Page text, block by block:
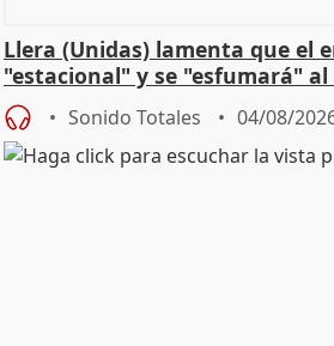
Llera (Unidas) lamenta que el
"estacional" y se "esfumará"
Sonido Totales 04/08/